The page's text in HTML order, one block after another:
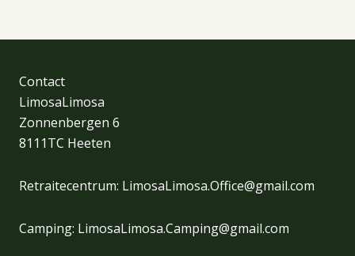
Contact
LimosaLimosa
Zonnenbergen 6
8111TC Heeten
Retraitecentrum: LimosaLimosa.Office@gmail.com
Camping: LimosaLimosa.Camping@gmail.com